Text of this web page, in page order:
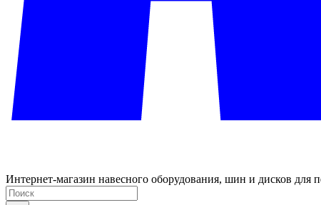
Интернет-магазин навесного оборудования, шин и дисков для